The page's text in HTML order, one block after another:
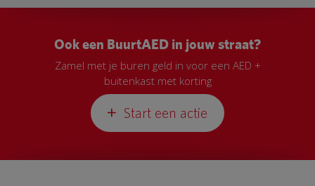
Ook een BuurtAED in jouw straat?
Zamel met je buren geld in voor een AED +
buitenkast met korting
Start een actie